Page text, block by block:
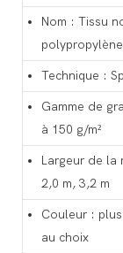
Nom : Tissu
polypropylène
Technique :
Gamme de
à 150 g/m²
Largeur de la
2,0 m, 3,2 m
Couleur :
au choix